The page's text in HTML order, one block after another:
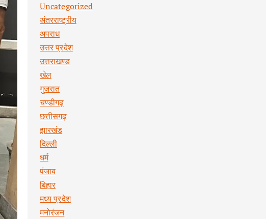
Uncategorized
अंतरराष्ट्रीय
अपराध
उत्तर प्रदेश
उत्तराखण्ड
खेल
गुजरात
चण्डीगढ़
छत्तीसगढ़
झारखंड
दिल्ली
धर्म
पंजाब
बिहार
मध्य प्रदेश
मनोरंजन